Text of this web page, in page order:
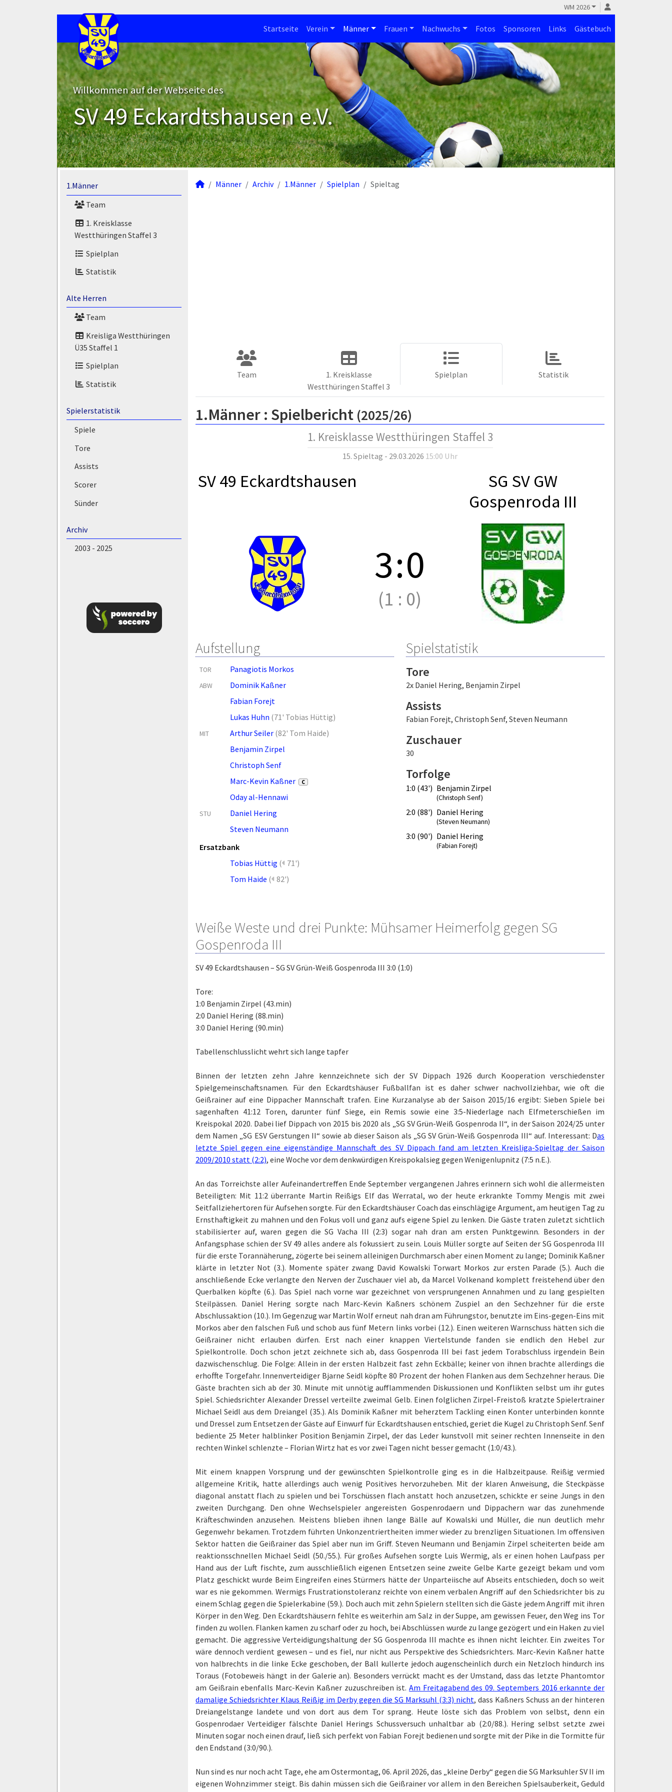
WM 2026
Startseite Verein Männer Frauen Nachwuchs Fotos Sponsoren Links Gästebuch
Willkommen auf der Webseite des
SV 49 Eckardtshausen e.V.
1.Männer
Team
1. Kreisklasse
Westthüringen Staffel 3
Spielplan
Statistik
Alte Herren
Team
Kreisliga Westthüringen
Ü35 Staffel 1
Spielplan
Statistik
Spielerstatistik
Spiele
Tore
Assists
Scorer
Sünder
Archiv
2003 - 2025
Männer Archiv 1.Männer Spielplan Spieltag
Team
1. Kreisklasse
Westthüringen Staffel 3
Spielplan Statistik
1.Männer : Spielbericht (2025/26)
1. Kreisklasse Westthüringen Staffel 3
15. Spieltag - 29.03.2026 15:00 Uhr
SV 49 Eckardtshausen
SG SV GW
Gospenroda III
3:0
(1 : 0)
Aufstellung
TOR Panagiotis Morkos
ABW
Dominik Kaßner
Fabian Forejt
Lukas Huhn (71' Tobias Hüttig)
MIT Arthur Seiler (82' Tom Haide)
Benjamin Zirpel
Christoph Senf
Marc-Kevin Kaßner
C
Oday al-Hennawi
STU
Daniel Hering
Steven Neumann
Ersatzbank
Tobias Hüttig ( 71')
Tom Haide ( 82')
Spielstatistik
Tore
2x Daniel Hering, Benjamin Zirpel
Assists
Fabian Forejt, Christoph Senf, Steven Neumann
Zuschauer
30
Torfolge
1:0 (43') Benjamin Zirpel
(Christoph Senf)
2:0 (88') Daniel Hering
(Steven Neumann)
3:0 (90') Daniel Hering
(Fabian Forejt)
Weiße Weste und drei Punkte: Mühsamer Heimerfolg gegen SG
Gospenroda III
SV 49 Eckardtshausen – SG SV Grün-Weiß Gospenroda III 3:0 (1:0)
Tore:
1:0 Benjamin Zirpel (43.min)
2:0 Daniel Hering (88.min)
3:0 Daniel Hering (90.min)
Tabellenschlusslicht wehrt sich lange tapfer
Binnen der letzten zehn Jahre kennzeichnete sich der SV Dippach 1926 durch Kooperation verschiedenster
Spielgemeinschaftsnamen. Für den Eckardtshäuser Fußballfan ist es daher schwer nachvollziehbar, wie oft die
Geißrainer auf eine Dippacher Mannschaft trafen. Eine Kurzanalyse ab der Saison 2015/16 ergibt: Sieben Spiele bei
sagenhaften 41:12 Toren, darunter fünf Siege, ein Remis sowie eine 3:5-Niederlage nach Elfmeterschießen im
Kreispokal 2020. Dabei lief Dippach von 2015 bis 2020 als „SG SV Grün-Weiß Gospenroda II“, in der Saison 2024/25 unter
dem Namen „SG ESV Gerstungen II“ sowie ab dieser Saison als „SG SV Grün-Weiß Gospenroda III“ auf. Interessant: Das
letzte Spiel gegen eine eigenständige Mannschaft des SV Dippach fand am letzten Kreisliga-Spieltag der Saison
2009/2010 statt (2:2), eine Woche vor dem denkwürdigen Kreispokalsieg gegen Wenigenlupnitz (7:5 n.E.).
An das Torreichste aller Aufeinandertreffen Ende September vergangenen Jahres erinnern sich wohl die allermeisten
Beteiligten: Mit 11:2 überrante Martin Reißigs Elf das Werratal, wo der heute erkrankte Tommy Mengis mit zwei
Seitfallziehertoren für Aufsehen sorgte. Für den Eckardtshäuser Coach das einschlägige Argument, am heutigen Tag zu
Ernsthaftigkeit zu mahnen und den Fokus voll und ganz aufs eigene Spiel zu lenken. Die Gäste traten zuletzt sichtlich
stabilisierter auf, waren gegen die SG Vacha III (2:3) sogar nah dran am ersten Punktgewinn. Besonders in der
Anfangsphase schien der SV 49 alles andere als fokussiert zu sein. Louis Müller sorgte auf Seiten der SG Gospenroda III
für die erste Torannäherung, zögerte bei seinem alleinigen Durchmarsch aber einen Moment zu lange; Dominik Kaßner
klärte in letzter Not (3.). Momente später zwang David Kowalski Torwart Morkos zur ersten Parade (5.). Auch die
anschließende Ecke verlangte den Nerven der Zuschauer viel ab, da Marcel Volkenand komplett freistehend über den
Querbalken köpfte (6.). Das Spiel nach vorne war gezeichnet von versprungenen Annahmen und zu lang gespielten
Steilpässen. Daniel Hering sorgte nach Marc-Kevin Kaßners schönem Zuspiel an den Sechzehner für die erste
Abschlussaktion (10.). Im Gegenzug war Martin Wolf erneut nah dran am Führungstor, benutzte im Eins-gegen-Eins mit
Morkos aber den falschen Fuß und schob aus fünf Metern links vorbei (12.). Einen weiteren Warnschuss hätten sich die
Geißrainer nicht erlauben dürfen. Erst nach einer knappen Viertelstunde fanden sie endlich den Hebel zur
Spielkontrolle. Doch schon jetzt zeichnete sich ab, dass Gospenroda III bei fast jedem Torabschluss irgendein Bein
dazwischenschlug. Die Folge: Allein in der ersten Halbzeit fast zehn Eckbälle; keiner von ihnen brachte allerdings die
erhoffte Torgefahr. Innenverteidiger Bjarne Seidl köpfte 80 Prozent der hohen Flanken aus dem Sechzehner heraus. Die
Gäste brachten sich ab der 30. Minute mit unnötig aufflammenden Diskussionen und Konflikten selbst um ihr gutes
Spiel. Schiedsrichter Alexander Dressel verteilte zweimal Gelb. Einen folglichen Zirpel-Freistoß kratzte Spielertrainer
Michael Seidl aus dem Dreiangel (35.). Als Dominik Kaßner mit beherztem Tackling einen Konter unterbinden konnte
und Dressel zum Entsetzen der Gäste auf Einwurf für Eckardtshausen entschied, geriet die Kugel zu Christoph Senf. Senf
bediente 25 Meter halblinker Position Benjamin Zirpel, der das Leder kunstvoll mit seiner rechten Innenseite in den
rechten Winkel schlenzte – Florian Wirtz hat es vor zwei Tagen nicht besser gemacht (1:0/43.).
Mit einem knappen Vorsprung und der gewünschten Spielkontrolle ging es in die Halbzeitpause. Reißig vermied
allgemeine Kritik, hatte allerdings auch wenig Positives hervorzuheben. Mit der klaren Anweisung, die Steckpässe
diagonal anstatt flach zu spielen und bei Torschüssen flach anstatt hoch anzusetzen, schickte er seine Jungs in den
zweiten Durchgang. Den ohne Wechselspieler angereisten Gospenrodaern und Dippachern war das zunehmende
Kräfteschwinden anzusehen. Meistens blieben ihnen lange Bälle auf Kowalski und Müller, die nun deutlich mehr
Gegenwehr bekamen. Trotzdem führten Unkonzentriertheiten immer wieder zu brenzligen Situationen. Im offensiven
Sektor hatten die Geißrainer das Spiel aber nun im Griff. Steven Neumann und Benjamin Zirpel scheiterten beide am
reaktionsschnellen Michael Seidl (50./55.). Für großes Aufsehen sorgte Luis Wermig, als er einen hohen Laufpass per
Hand aus der Luft fischte, zum ausschließlich eigenen Entsetzen seine zweite Gelbe Karte gezeigt bekam und vom
Platz geschickt wurde Beim Eingreifen eines Stürmers hätte der Unparteiische auf Abseits entschieden, doch so weit
war es nie gekommen. Wermigs Frustrationstoleranz reichte von einem verbalen Angriff auf den Schiedsrichter bis zu
einem Schlag gegen die Spielerkabine (59.). Doch auch mit zehn Spielern stellten sich die Gäste jedem Angriff mit ihren
Körper in den Weg. Den Eckardtshäusern fehlte es weiterhin am Salz in der Suppe, am gewissen Feuer, den Weg ins Tor
finden zu wollen. Flanken kamen zu scharf oder zu hoch, bei Abschlüssen wurde zu lange gezögert und ein Haken zu viel
gemacht. Die aggressive Verteidigungshaltung der SG Gospenroda III machte es ihnen nicht leichter. Ein zweites Tor
wäre dennoch verdient gewesen – und es fiel, nur nicht aus Perspektive des Schiedsrichters. Marc-Kevin Kaßner hatte
von halbrechts in die linke Ecke geschoben, der Ball kullerte jedoch augenscheinlich durch ein Netzloch hindurch ins
Toraus (Fotobeweis hängt in der Galerie an). Besonders verrückt macht es der Umstand, dass das letzte Phantomtor
am Geißrain ebenfalls Marc-Kevin Kaßner zuzuschreiben ist. Am Freitagabend des 09. Septembers 2016 erkannte der
damalige Schiedsrichter Klaus Reißig im Derby gegen die SG Marksuhl (3:3) nicht, dass Kaßners Schuss an der hinteren
Dreiangelstange landete und von dort aus dem Tor sprang. Heute löste sich das Problem von selbst, denn ein
Gospenrodaer Verteidiger fälschte Daniel Herings Schussversuch unhaltbar ab (2:0/88.). Hering selbst setzte zwei
Minuten sogar noch einen drauf, ließ sich perfekt von Fabian Forejt bedienen und sorgte mit der Pike in die Tormitte für
den Endstand (3:0/90.).
Nun sind es nur noch acht Tage, ehe am Ostermontag, 06. April 2026, das „kleine Derby“ gegen die SG Marksuhler SV II im
eigenen Wohnzimmer steigt. Bis dahin müssen sich die Geißrainer vor allem in den Bereichen Spielsauberkeit, Geduld